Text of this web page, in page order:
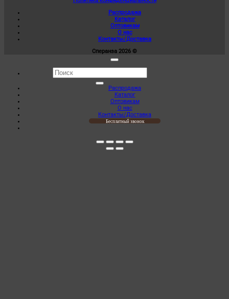
Опции
выбрать
странице
–
Распродажа
Каталог
Оптовикам
О нас
Контакты/Доставка
Сперанза 2026 ©
Искать:
Распродажа
Каталог
Оптовикам
О нас
Контакты/Доставка
Бесплатный звонок